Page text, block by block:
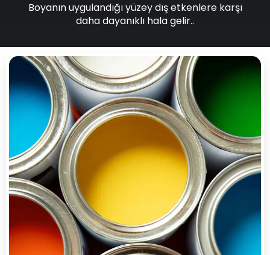
Boyanın uygulandığı yüzey dış etkenlere karşı
daha dayanıklı hala gelir..